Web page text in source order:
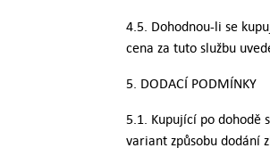
4.5. Dohodnou-li se
cena za tuto službu
5. DODACÍ PODMÍNKY
5.1. Kupující po dohodě
variant způsobu dodání